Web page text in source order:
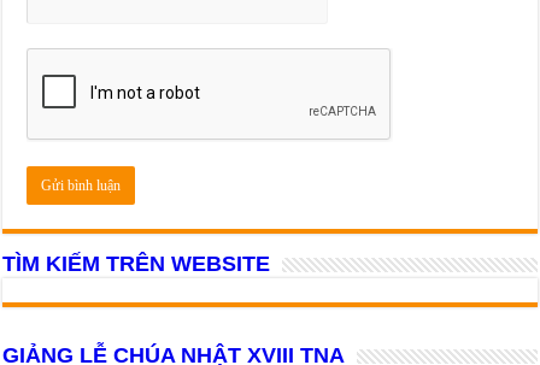
TÌM KIẾM TRÊN WEBSITE
GIẢNG LỄ CHÚA NHẬT XVIII TNA